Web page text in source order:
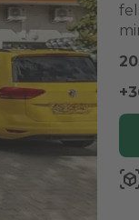
view_in_ar